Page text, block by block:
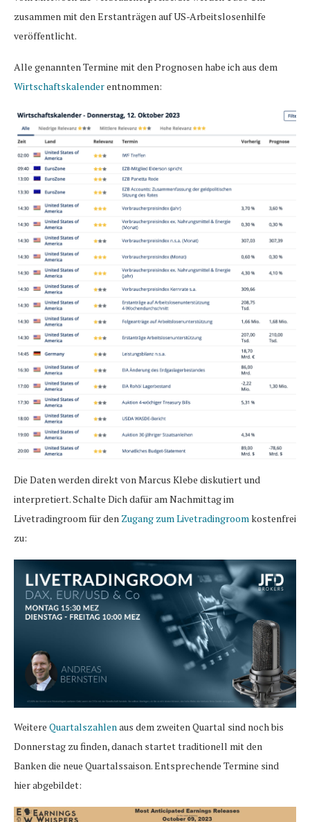
zusammen mit den Erstanträgen auf US-Arbeitslosenhilfe
veröffentlicht.
Alle genannten Termine mit den Prognosen habe ich aus dem
Wirtschaftskalenderentnommen:
Die Daten werden direkt von Marcus Klebe diskutiert und
interpretiert. Schalte Dich dafür am Nachmittag im
Livetradingroom für den Zugang zum Livetradingroomkostenfrei
zu:
Weitere Quartalszahlenaus dem zweiten Quartal sind noch bis
Donnerstag zu finden, danach startet traditionell mit den
Banken die neue Quartalssaison. Entsprechende Termine sind
hier abgebildet: